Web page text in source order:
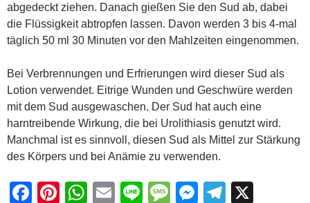
abgedeckt ziehen. Danach gießen Sie den Sud ab, dabei
die Flüssigkeit abtropfen lassen. Davon werden 3 bis 4-mal
täglich 50 ml 30 Minuten vor den Mahlzeiten eingenommen.
Bei Verbrennungen und Erfrierungen wird dieser Sud als
Lotion verwendet. Eitrige Wunden und Geschwüre werden
mit dem Sud ausgewaschen. Der Sud hat auch eine
harntreibende Wirkung, die bei Urolithiasis genutzt wird.
Manchmal ist es sinnvoll, diesen Sud als Mittel zur Stärkung
des Körpers und bei Anämie zu verwenden.
F
Pi
W
E
Li
M
M
T